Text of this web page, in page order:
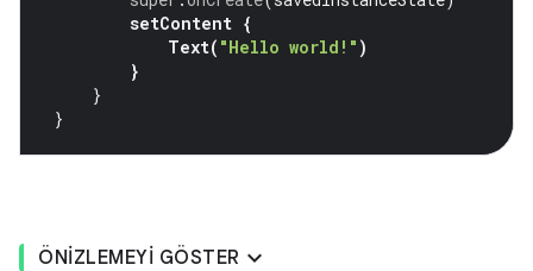
setContent {
Text( "Hello world!" )
}
}
}
ÖNIZLEMEYI GÖSTER